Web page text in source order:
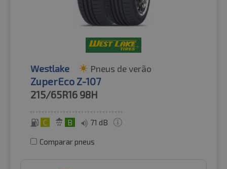
Westlake Pneus de verão
ZuperEco Z-107
215/65R16 98H
C B 71 dB
Comparar pneus